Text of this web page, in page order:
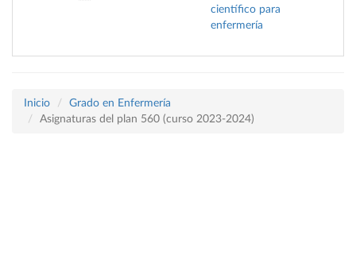
científico para
enfermería
Inicio
Grado en Enfermería
Asignaturas del plan 560 (curso 2023-2024)